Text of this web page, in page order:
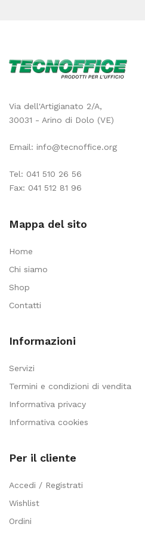
Via dell'Artigianato 2/A,
30031 - Arino di Dolo (VE)
Email: info@tecnoffice.org
Tel: 041 510 26 56
Fax: 041 512 81 96
Mappa del sito
Home
Chi siamo
Shop
Contatti
Informazioni
Servizi
Termini e condizioni di vendita
Informativa privacy
Informativa cookies
Per il cliente
Accedi / Registrati
Wishlist
Ordini